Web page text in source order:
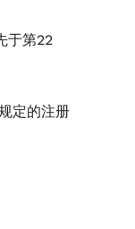
于第22
定的注册